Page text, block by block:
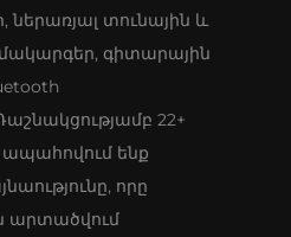
ներառյալ տունային և
գիտարային
22+
ենք
որը
արտածվում